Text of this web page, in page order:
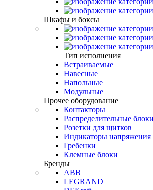
Шкафы и боксы
Тип исполнения
Встраиваемые
Навесные
Напольные
Модульные
Прочее оборудование
Контакторы
Распределительные блоки
Розетки для щитков
Индикаторы напряжения
Гребенки
Клемные блоки
Бренды
ABB
LEGRAND